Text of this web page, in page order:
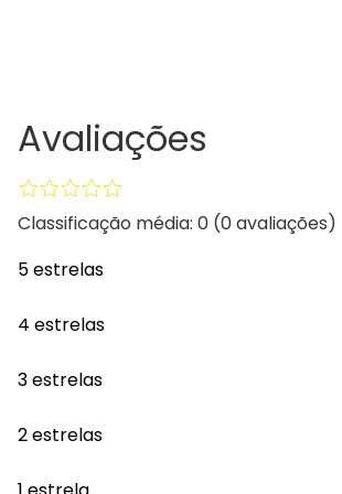
Avaliações
Classificação média: 0 (0 avaliações)
5 estrelas
4 estrelas
3 estrelas
2 estrelas